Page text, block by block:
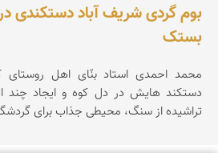
بوم گردی شریف آباد دستکندی
بستک
محمد احمدی استاد بنّای اهل روستای
دستکند هایش در دل کوه و ایجاد چند
تراشیده از سنگ، محیطی جذاب برای